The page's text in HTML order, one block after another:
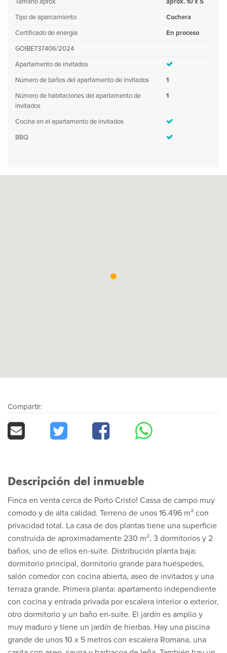
Tipo de aparcamiento
Cochera
Certificado de energía
En proceso
GOIBE737406/2024
Apartamento de invitados
Número de baños del apartamento de invitados
1
Número de habitaciones del apartamento de
invitados
1
Cocina en el apartamento de invitados
BBQ
Compartir:
Descripción del inmueble
Finca en venta cerca de Porto Cristo! Cassa de campo muy
comodo y de alta calidad. Terreno de unos 16.496 m² con
privacidad total. La casa de dos plantas tiene una superficie
construida de aproximadamente 230 m², 3 dormitorios y 2
baños, uno de ellos en-suite. Distribución planta baja:
dormitorio principal, dormitorio grande para huéspedes,
salón comedor con cocina abierta, aseo de invitados y una
terraza grande. Primera planta: apartamento independiente
con cocina y entrada privada por escalera interior o exterior,
otro dormitorio y un baño en-suite. El jardín es amplio y
muy maduro y tiene un jardín de hierbas. Hay una piscina
grande de unos 10 x 5 metros con escalera Romana, una